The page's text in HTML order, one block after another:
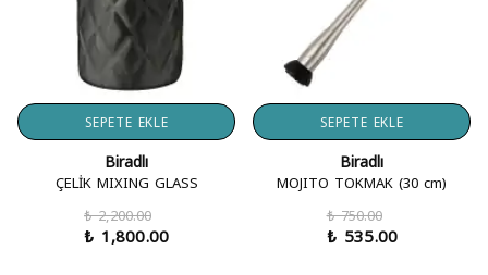
SEPETE EKLE
Biradlı
ÇELİK MIXING GLASS
₺ 2,200.00
₺ 1,800.00
SEPETE EKLE
Biradlı
MOJITO TOKMAK (30 cm)
₺ 750.00
₺ 535.00